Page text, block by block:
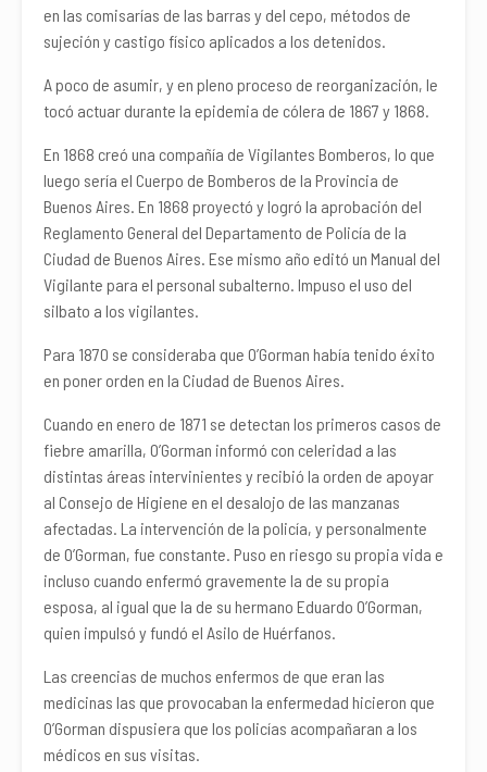
en las comisarías de las barras y del cepo, métodos de
sujeción y castigo físico aplicados a los detenidos.
A poco de asumir, y en pleno proceso de reorganización, le
tocó actuar durante la epidemia de cólera de 1867 y 1868.
En 1868 creó una compañía de Vigilantes Bomberos, lo que
luego sería el Cuerpo de Bomberos de la Provincia de
Buenos Aires. En 1868 proyectó y logró la aprobación del
Reglamento General del Departamento de Policía de la
Ciudad de Buenos Aires. Ese mismo año editó un Manual del
Vigilante para el personal subalterno. Impuso el uso del
silbato a los vigilantes.
Para 1870 se consideraba que O’Gorman había tenido éxito
en poner orden en la Ciudad de Buenos Aires.
Cuando en enero de 1871 se detectan los primeros casos de
fiebre amarilla, O’Gorman informó con celeridad a las
distintas áreas intervinientes y recibió la orden de apoyar
al Consejo de Higiene en el desalojo de las manzanas
afectadas. La intervención de la policía, y personalmente
de O’Gorman, fue constante. Puso en riesgo su propia vida e
incluso cuando enfermó gravemente la de su propia
esposa, al igual que la de su hermano Eduardo O’Gorman,
quien impulsó y fundó el Asilo de Huérfanos.
Las creencias de muchos enfermos de que eran las
medicinas las que provocaban la enfermedad hicieron que
O’Gorman dispusiera que los policías acompañaran a los
médicos en sus visitas.